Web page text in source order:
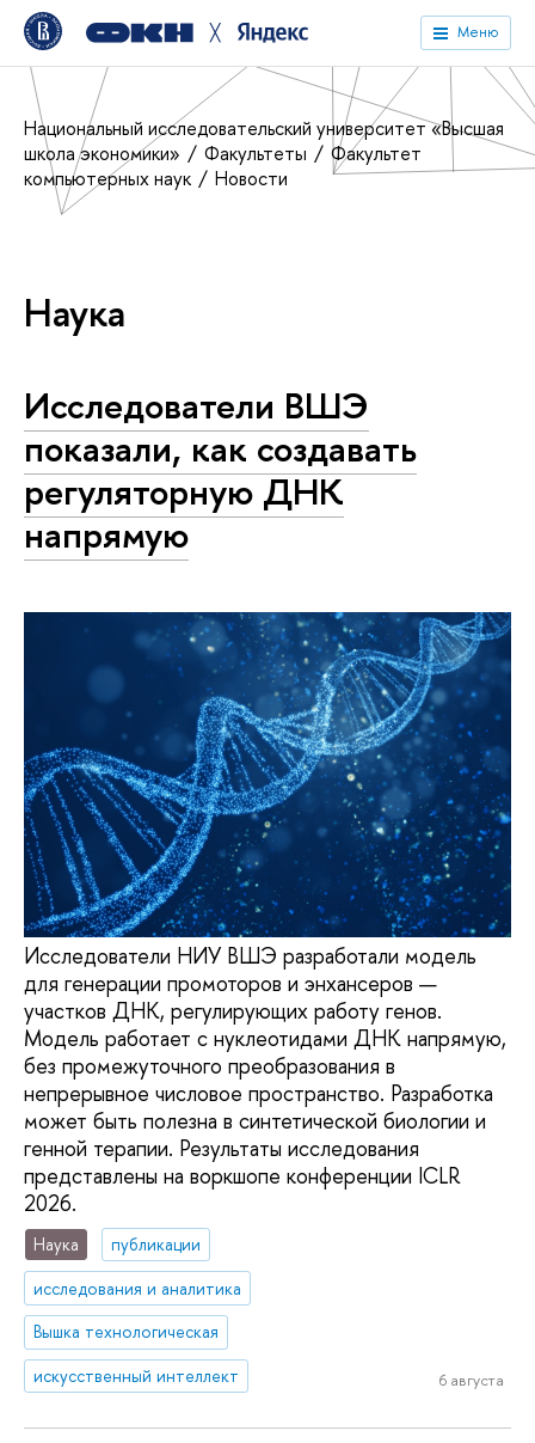
╳ Меню
Национальный исследовательский университет «Высшая
школа экономики»
Факультеты
Факультет
компьютерных наук
Новости
Наука
Исследователи ВШЭ
показали, как создавать
регуляторную ДНК
напрямую
Исследователи НИУ ВШЭ разработали модель
для генерации промоторов и энхансеров —
участков ДНК, регулирующих работу генов.
Модель работает с нуклеотидами ДНК напрямую,
без промежуточного преобразования в
непрерывное числовое пространство. Разработка
может быть полезна в синтетической биологии и
генной терапии. Результаты исследования
представлены на воркшопе конференции ICLR
2026.
Наука
публикации
исследования и аналитика
Вышка технологическая
искусственный интеллект
6 августа